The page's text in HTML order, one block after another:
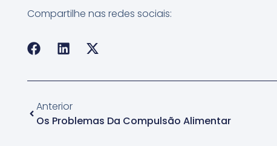
Compartilhe nas redes sociais:
Anterior
Os Problemas Da Compulsão Alimentar